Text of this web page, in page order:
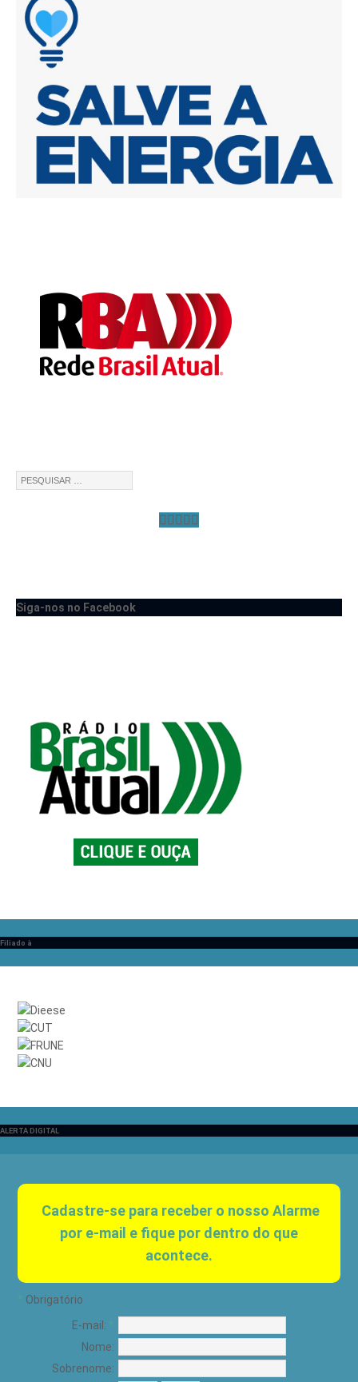
Siga-nos no Facebook
Filiado à
ALERTA DIGITAL
Cadastre-se para receber o nosso Alarme
por e-mail e fique por dentro do que
acontece.
* Obrigatório
E-mail: *
Nome:
Sobrenome: